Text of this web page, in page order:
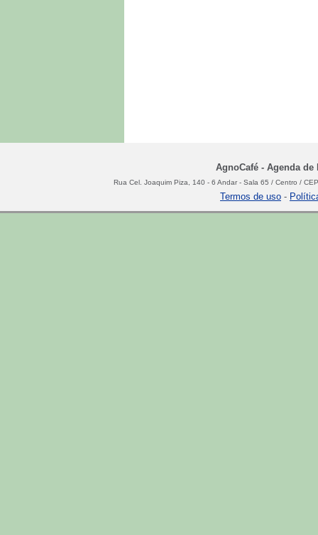
AgnoCafé - Agenda de
Rua Cel. Joaquim Piza, 140 - 6 Andar - Sala 65 / Centro /
Termos de uso -